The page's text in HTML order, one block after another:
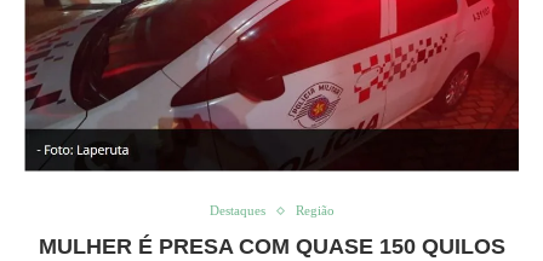
Destaques Região
MULHER É PRESA COM QUASE 150 QUILOS